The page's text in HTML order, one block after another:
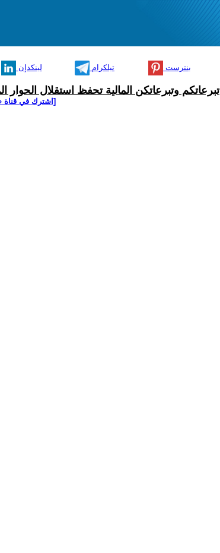
لينكدإن تيلكرام بنترست
تبرعاتكم وتبرعاتكن المالية تحفظ استقلال
[اشترك في قناة